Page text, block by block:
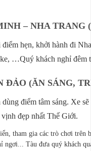
– NHA TRANG
hẹn, khởi hành đi
…Quý khách nghỉ đêm
ĐẢO (ĂN SÁNG,
dùng điểm tâm sáng. Xe
đẹp nhất Thế Giới.
tham gia các trò chơi trên
ngơi... Tàu đưa quý khách